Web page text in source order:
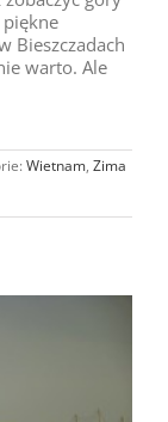
Bieszczadach
warto. Ale
Wietnam, Zima